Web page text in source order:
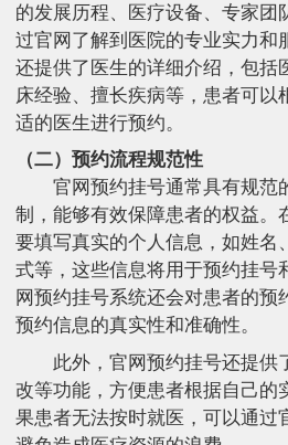
的发展历程、医疗设备、专家团
过官网了解到医院的专业实力和
还提供了医生的详细介绍，包括
床经验、擅长疾病等，患者可以
适的医生进行预约。
（二）预约流程规范性
官网预约挂号通常具有规范
制，能够有效保障患者的权益。
要填写真实的个人信息，如姓名
式等，这些信息将用于预约挂号
网预约挂号系统还会对患者的预
预约信息的真实性和准确性。
此外，官网预约挂号还提供
改等功能，方便患者根据自己的
果患者无法按时就医，可以通过